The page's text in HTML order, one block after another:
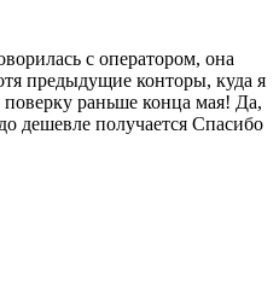
с оператором, она
предыдущие конторы, куда я
раньше конца мая! Да,
дешевле получается Спасибо